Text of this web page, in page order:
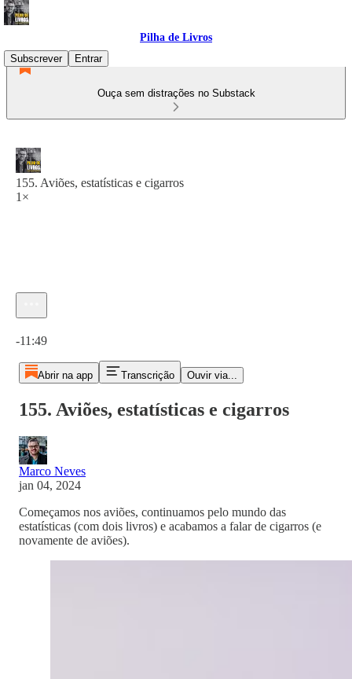
Pilha de Livros
Subscrever
Entrar
Ouça sem distrações no Substack
155. Aviões, estatísticas e cigarros
1×
-11:49
Abrir na app Transcrição Ouvir via...
155. Aviões, estatísticas e cigarros
Marco Neves
jan 04, 2024
Começamos nos aviões, continuamos pelo mundo das
estatísticas (com dois livros) e acabamos a falar de cigarros (e
novamente de aviões).